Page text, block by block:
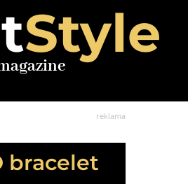
Style
reklama
bracelet